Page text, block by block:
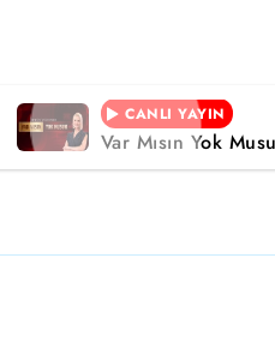
CANLI YAYIN
Var Mısın Yok